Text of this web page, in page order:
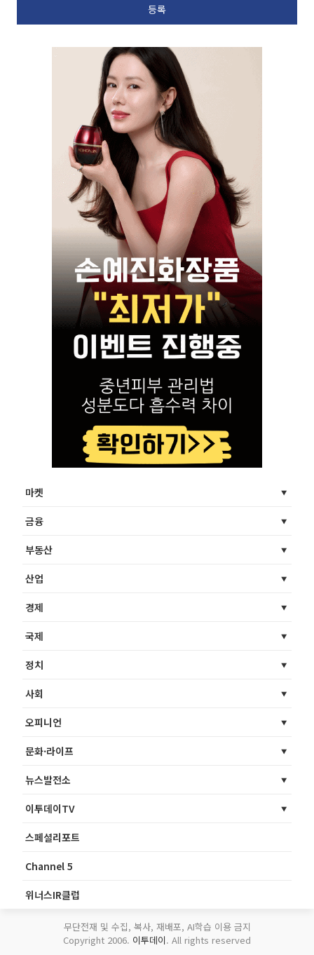
마켓
금융
부동산
산업
경제
국제
정치
사회
오피니언
문화·라이프
뉴스발전소
이투데이TV
스페셜리포트
Channel 5
위너스IR클럽
무단전재 및 수집, 복사, 재배포, AI학습 이용 금지
Copyright 2006. 이투데이. All rights reserved